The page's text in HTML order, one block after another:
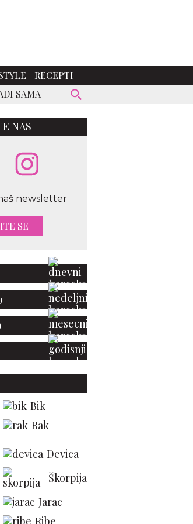
RECEPTI
SAMA
NAS
newsletter
SE
Bik
Rak
Devica
Škorpija
Jarac
Ribe